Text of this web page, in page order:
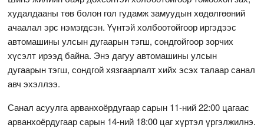
худалдааны төв болон гол гудамж замуудын хөдөлгөөний
ачаалал эрс нэмэгдсэн. Үүнтэй холбоотойгоор иргэдээс
автомашины улсын дугаарын тэгш, сондгойгоор зорчих
хүсэлт ирээд байна. Энэ дагуу автомашины улсын
дугаарын тэгш, сондгой хязгаарлалт хийх эсэх талаар санал
авч эхэллээ.
Санал асуулга арванхоёрдугаар сарын 11-ний 22:00 цагаас
арванхоёрдугаар сарын 14-ний 18:00 цаг хүртэл үргэлжилнэ.